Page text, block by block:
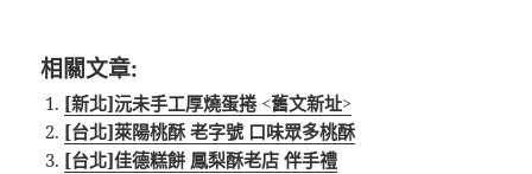
相關文章:
[新北]沅未手工厚燒蛋捲 <舊文新址>
[台北]萊陽桃酥 老字號 口味眾多桃酥
[台北]佳德糕餅 鳳梨酥老店 伴手禮